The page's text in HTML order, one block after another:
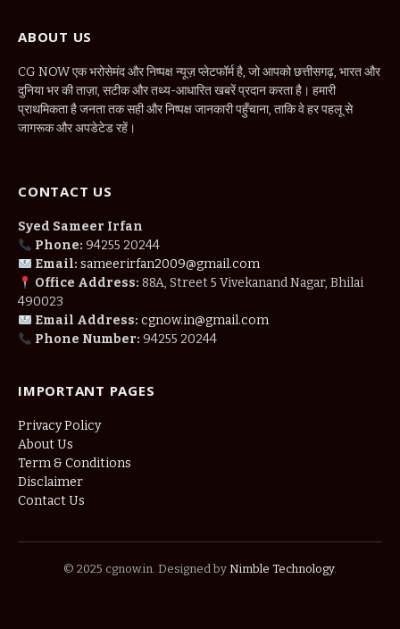
ABOUT US
CG NOW एक भरोसेमंद और निष्पक्ष न्यूज़ प्लेटफॉर्म है, जो आपको छत्तीसगढ़, भारत और
दुनिया भर की ताज़ा, सटीक और तथ्य-आधारित खबरें प्रदान करता है। हमारी
प्राथमिकता है जनता तक सही और निष्पक्ष जानकारी पहुँचाना, ताकि वे हर पहलू से
जागरूक और अपडेटेड रहें।
CONTACT US
Syed Sameer Irfan
Phone: 94255 20244
Email: sameerirfan2009@gmail.com
Office Address: 88A, Street 5 Vivekanand Nagar, Bhilai
490023
Email Address: cgnow.in@gmail.com
Phone Number: 94255 20244
IMPORTANT PAGES
Privacy Policy
About Us
Term & Conditions
Disclaimer
Contact Us
© 2025 cgnow.in. Designed by Nimble Technology.